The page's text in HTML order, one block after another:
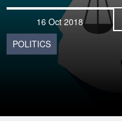
16 Oct 2018
POLITICS